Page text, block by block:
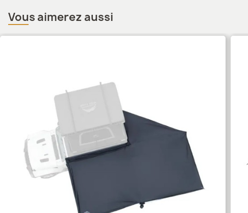
Vous aimerez aussi